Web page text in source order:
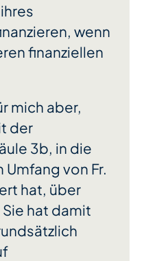
wenn
finanziellen
mich aber,
der
3b, in die
Umfang von Fr.
hat, über
hat damit